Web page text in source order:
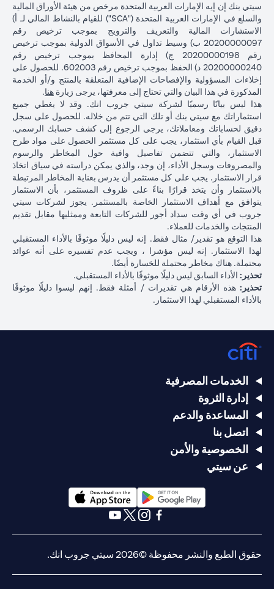
سيتي بنك إن إيه الإمارات العربية المتحدة مرخص من هيئة الأوراق المالية
والسلع في الإمارات العربية المتحدة ("SCA") للقيام بالنشاط المالي لـ أ)
الاستشارات المالية والتعريف والترويج بموجب ترخيص رقم
20200000097 ب) وسيط تداول في الأسواق الدولية بموجب ترخيص
رقم 20200000198 ج) إدارة المحافظ بموجب ترخيص رقم
20200000240 د) الحفظ بموجب ترخيص رقم 602003. للحصول على
إخلاءات المسؤولية والإفصاحات الإضافية المتعلقة بالمنتج و/أو الخدمة
المذكورة في هذا البيان والتي تحتاج إلى معرفتها، يرجى زيارة هنا.
هذا ليس بيانًا رسميًا لشركة سيتي جروب انك. وقد لا يغطي جميع
استثماراتك مع سيتي بنك أو تلك التي تتم من خلاله. للحصول على سجل
دقيق لحساباتك ومعاملاتك، يرجى الرجوع إلى كشف حسابك الرسمي.
قبل القيام بأي استثمار، يجب على كل مستثمر الحصول على مواد طرح
الاستثمار، والتي تتضمن تفاصيل وافية حول المخاطر والرسوم
والمصروفات وسجل الأداء، إن وجد، والذي يمكن دراسته في سياق اتخاذ
قرار الاستثمار. يجب على كل مستثمر أن يدرس بعناية المخاطر المرتبطة
بالاستثمار وأن يتخذ قرارًا بناءً على ظروف المستثمر، بأن الاستثمار
يتوافق مع أهداف الاستثمار الخاصة بالمستثمر. يجوز لشركات سيتي
جروب في أي وقت سداد أجور للشركات التابعة وممثليها مقابل تقديم
المنتجات والخدمات للعملاء.
هذا التوقع هو تقدير/ مثال فقط. إنه ليس دليلًا موثوقًا بالأداء المستقبلي
لهذا الاستثمار. إنه ليس مؤشرا ، ويجب عدم تفسيره على أنه عوائد
محتملة. هناك مخاطر محتملة للخسارة أيضًا.
تحذير: الأداء السابق ليس دليلًا موثوقًا بالأداء المستقبلي.
تحذير: هذه الأرقام هي تقديرات / أمثلة فقط. إنهم ليسوا دليلًا موثوقًا
بالأداء المستقبلي لهذا الاستثمار.
الخدمات المصرفية
إدارة الثروة
المساعدة والدعم
اتصل بنا
الخصوصية والأمن
عن سيتي
(opens in a new tab)
حقوق الطبع والنشر محفوظة ©2026 سيتي جروب انك.